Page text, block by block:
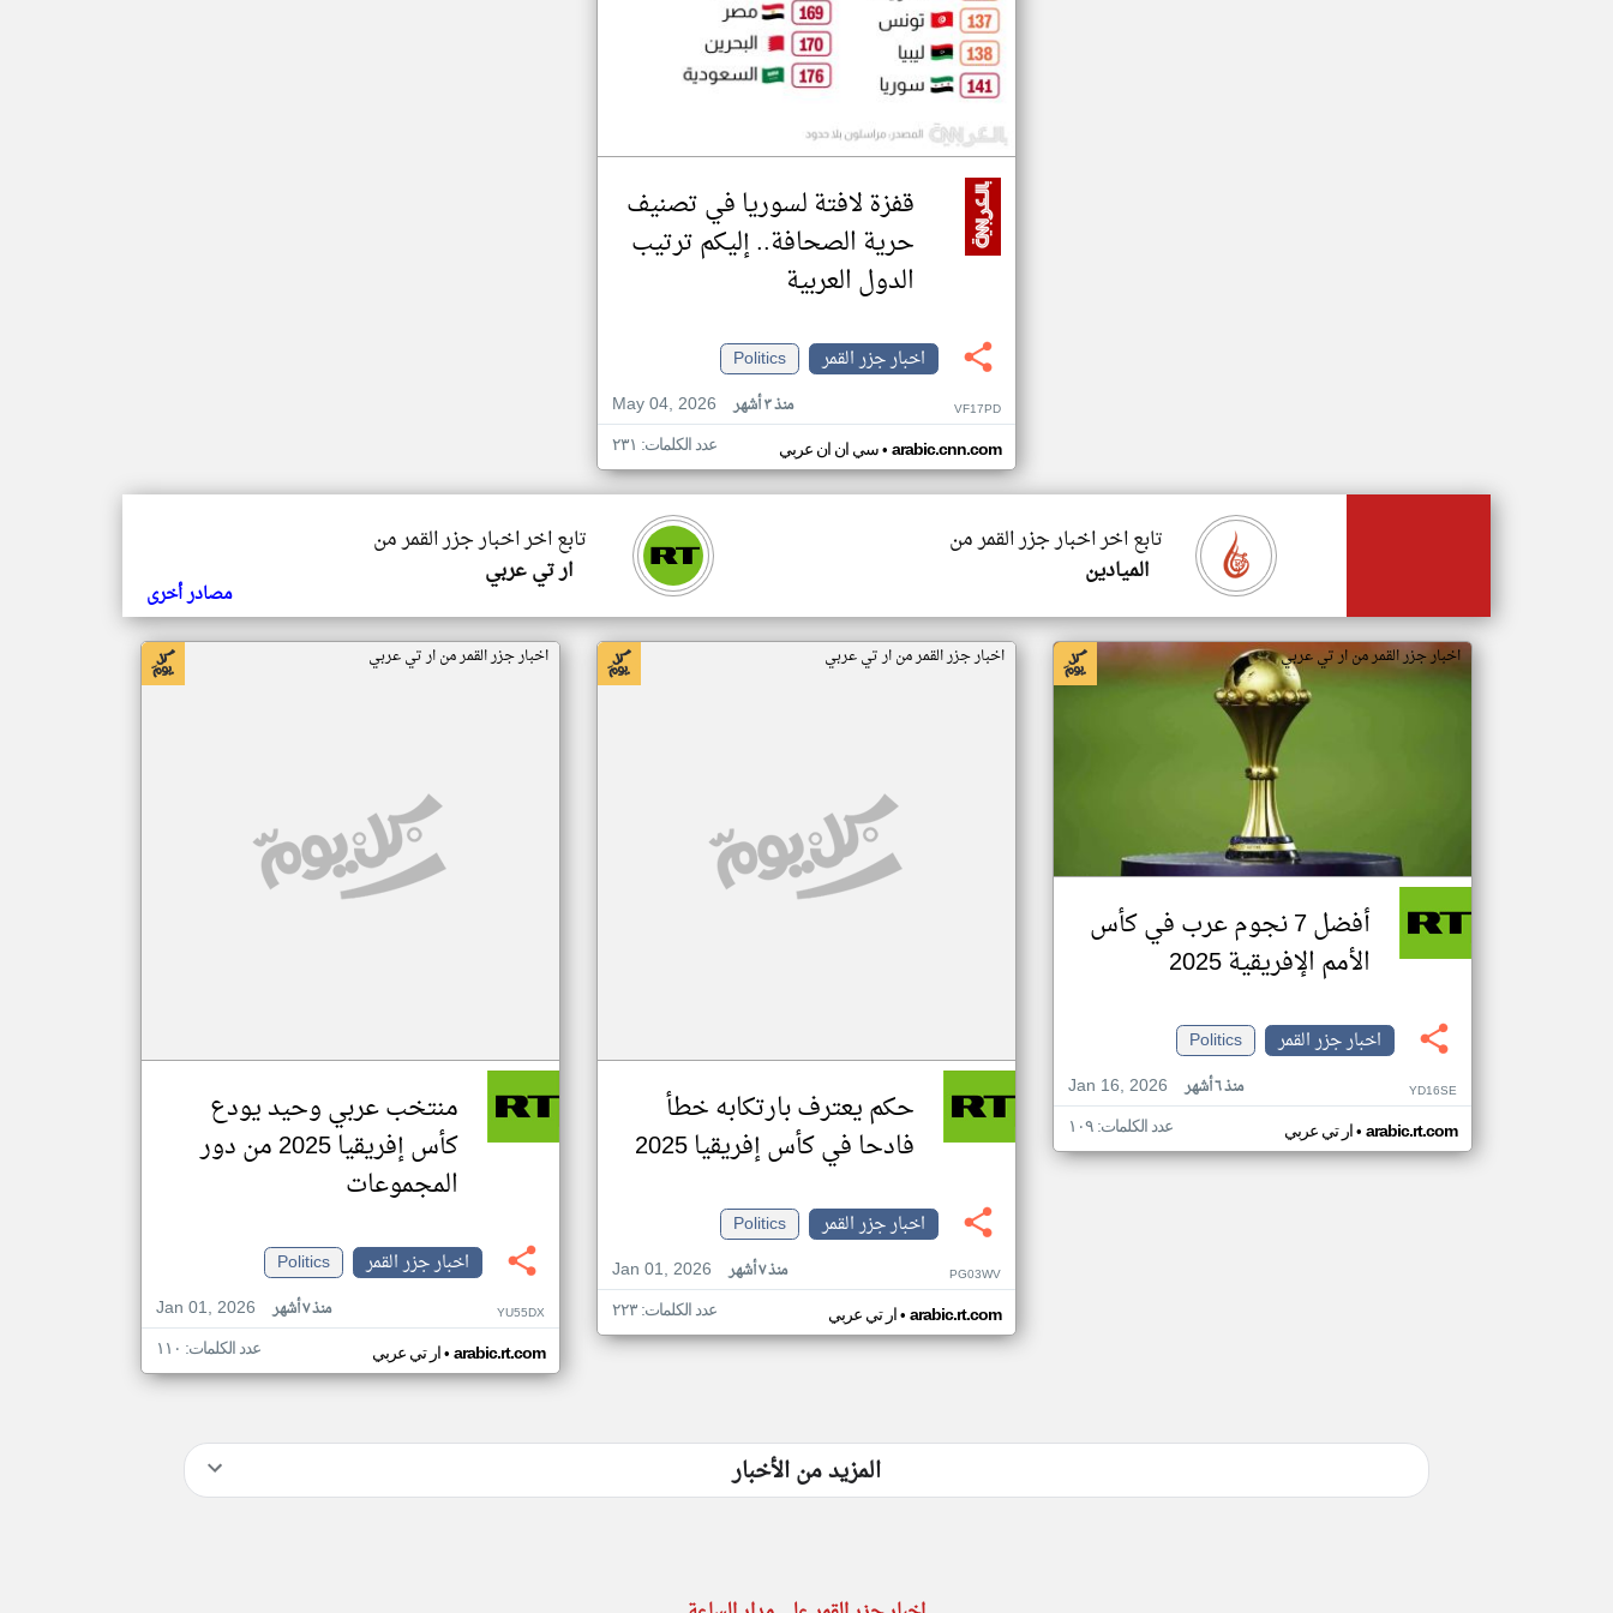
قفزة لافتة لسوريا في تصنيف
حرية الصحافة.. إليكم ترتيب
الدول العربية
اخبار جزر القمر
Politics
May 04, 2026
منذ ٣ أشهر VF17PD
سي ان ان عربي• arabic.cnn.com عدد الكلمات: ٢٣١
تابع اخر اخبار جزر القمر من
ار تي عربي
تابع اخر اخبار جزر القمر من
الميادين
مصادر أخرى
اخبار جزر القمر من ار تي عربي
أفضل 7 نجوم عرب في كأس
الأمم الإفريقية 2025
اخبار جزر القمر
Politics
Jan 16, 2026
منذ ٦ أشهر YD16SE
ار تي عربي• arabic.rt.com عدد الكلمات: ١٠٩
اخبار جزر القمر من ار تي عربي
حكم يعترف بارتكابه خطأ
فادحا في كأس إفريقيا 2025
اخبار جزر القمر
Politics
Jan 01, 2026
منذ ٧ أشهر PG03WV
ار تي عربي• arabic.rt.com عدد الكلمات: ٢٢٣
اخبار جزر القمر من ار تي عربي
منتخب عربي وحيد يودع
كأس إفريقيا 2025 من دور
المجموعات
اخبار جزر القمر
Politics
Jan 01, 2026
منذ ٧ أشهر YU55DX
ار تي عربي• arabic.rt.com عدد الكلمات: ١١٠
المزيد من الأخبار